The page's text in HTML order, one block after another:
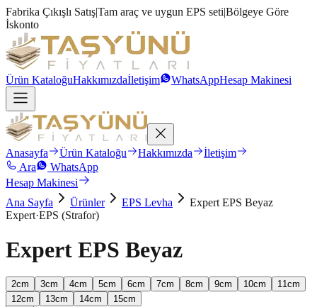
Fabrika Çıkışlı Satış|Tam araç ve uygun EPS seti|Bölgeye Göre
İskonto
Ürün KataloğuHakkımızdaİletişim WhatsAppHesap Makinesi
Anasayfa Ürün Kataloğu Hakkımızda
İletişim
Ara
WhatsApp
Hesap Makinesi
Ana Sayfa
Ürünler EPS Levha
Expert EPS Beyaz
Expert·EPS (Strafor)
Expert EPS Beyaz
Kalınlık
2cm 3cm 4cm 5cm 6cm 7cm 8cm 9cm 10cm 11 cm
12cm 13cm 14cm 15cm